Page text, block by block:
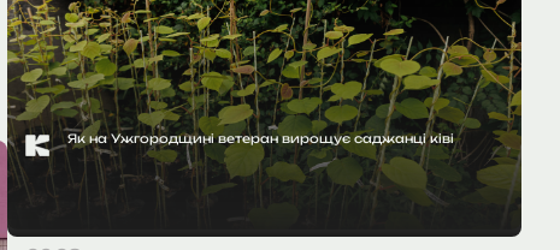
Як на Ужгородщині ветеран вирощує саджанці ківі